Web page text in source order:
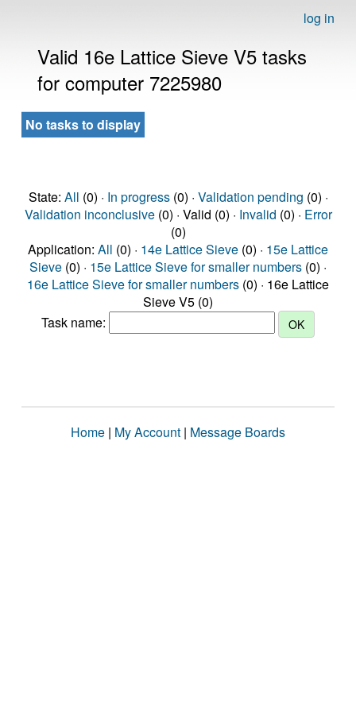
log in
Valid 16e Lattice Sieve V5 tasks
for computer 7225980
No tasks to display
State: All (0) · In progress(0) · Validation pending (0) ·
Validation inconclusive(0) · Valid (0) · Invalid (0) · Error
(0)
Application: All (0) · 14e Lattice Sieve (0) · 15e Lattice
Sieve (0) · 15e Lattice Sieve for smaller numbers (0) ·
16e Lattice Sieve for smaller numbers (0) · 16e Lattice
Sieve V5 (0)
Task name:
Home | My Account | Message Boards